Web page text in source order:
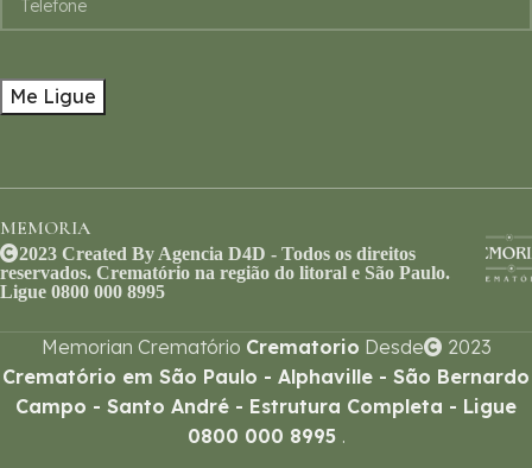
MEMORIA
2023 Created By Agencia D4D - Todos os direitos
reservados. Crematório na região do litoral e São Paulo.
Ligue 0800 000 8995
Memorian Crematório Crematorio Desde
2023
Crematório em São Paulo - Alphaville - São Bernardo
Campo - Santo André - Estrutura Completa - Ligue
0800 000 8995 .